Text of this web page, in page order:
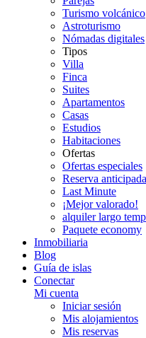
Turismo volcánico
Astroturismo
Nómadas digitales
Tipos
Villa
Finca
Suites
Apartamentos
Casas
Estudios
Habitaciones
Ofertas
Ofertas especiales
Reserva anticipada
Last Minute
¡Mejor valorado!
alquiler largo
Paquete economy
Inmobiliaria
Blog
Guía de islas
Conectar
Mi cuenta
Iniciar sesión
Mis alojamientos
Mis reservas